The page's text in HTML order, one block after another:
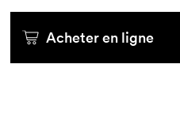
Acheter en ligne